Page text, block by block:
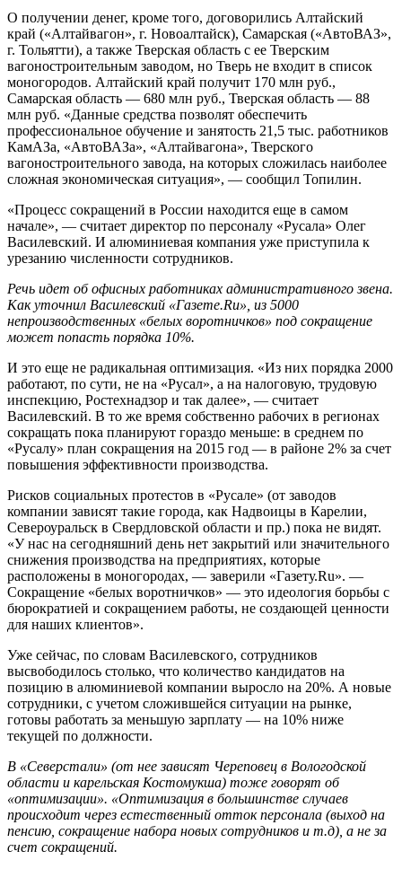
О получении денег, кроме того, договорились Алтайский
край («Алтайвагон», г. Новоалтайск), Самарская («АвтоВАЗ»,
г. Тольятти), а также Тверская область с ее Тверским
вагоностроительным заводом, но Тверь не входит в список
моногородов. Алтайский край получит 170 млн руб.,
Самарская область — 680 млн руб., Тверская область — 88
млн руб. «Данные средства позволят обеспечить
профессиональное обучение и занятость 21,5 тыс. работников
КамАЗа, «АвтоВАЗа», «Алтайвагона», Тверского
вагоностроительного завода, на которых сложилась наиболее
сложная экономическая ситуация», — сообщил Топилин.
«Процесс сокращений в России находится еще в самом
начале», — считает директор по персоналу «Русала» Олег
Василевский. И алюминиевая компания уже приступила к
урезанию численности сотрудников.
Речь идет об офисных работниках административного звена.
Как уточнил Василевский «Газете.Ru», из 5000
непроизводственных «белых воротничков» под сокращение
может попасть порядка 10%.
И это еще не радикальная оптимизация. «Из них порядка 2000
работают, по сути, не на «Русал», а на налоговую, трудовую
инспекцию, Ростехнадзор и так далее», — считает
Василевский. В то же время собственно рабочих в регионах
сокращать пока планируют гораздо меньше: в среднем по
«Русалу» план сокращения на 2015 год — в районе 2% за счет
повышения эффективности производства.
Рисков социальных протестов в «Русале» (от заводов
компании зависят такие города, как Надвоицы в Карелии,
Североуральск в Свердловской области и пр.) пока не видят.
«У нас на сегодняшний день нет закрытий или значительного
снижения производства на предприятиях, которые
расположены в моногородах, — заверили «Газету.Ru». —
Сокращение «белых воротничков» — это идеология борьбы с
бюрократией и сокращением работы, не создающей ценности
для наших клиентов».
Уже сейчас, по словам Василевского, сотрудников
высвободилось столько, что количество кандидатов на
позицию в алюминиевой компании выросло на 20%. А новые
сотрудники, с учетом сложившейся ситуации на рынке,
готовы работать за меньшую зарплату — на 10% ниже
текущей по должности.
В «Северстали» (от нее зависят Череповец в Вологодской
области и карельская Костомукша) тоже говорят об
«оптимизации». «Оптимизация в большинстве случаев
происходит через естественный отток персонала (выход на
пенсию, сокращение набора новых сотрудников и т.д), а не за
счет сокращений.